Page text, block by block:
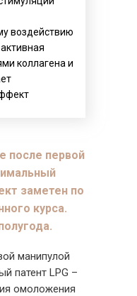
манипулой
патент LPG –
омоложения
после первой
заметен по
курса.
воздействию
коллагена и